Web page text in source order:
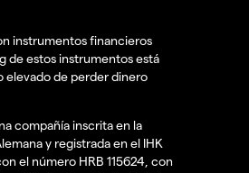
instrumentos financieros
de estos instrumentos está
elevado de perder dinero
compañía inscrita en la
y registrada en el IHK
el número HRB 115624, con